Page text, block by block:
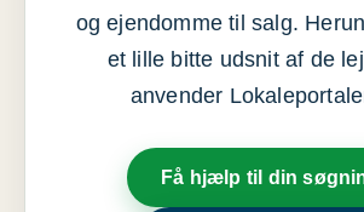
og ejendomme til salg.
et lille bitte udsnit af de
anvender
Få hjælp til din